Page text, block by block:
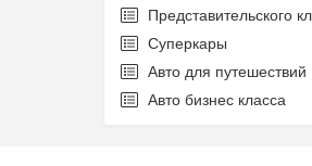
Представительского
Суперкары
Авто для путешествий
Авто бизнес класса